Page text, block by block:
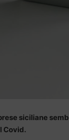
siciliane
Covid.